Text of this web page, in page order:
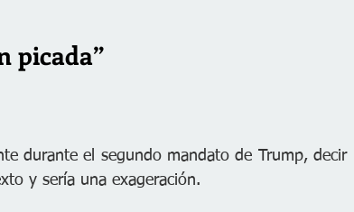
picada”
durante el segundo mandato de Trump, decir
y sería una exageración.